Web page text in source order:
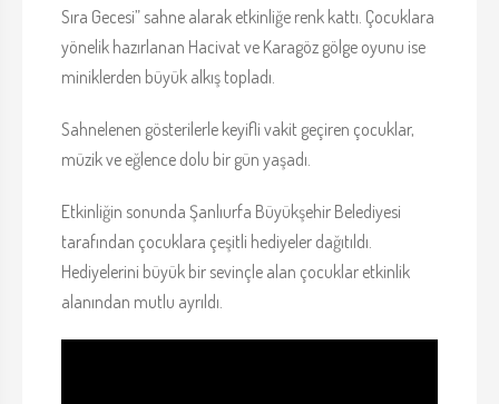
Sıra Gecesi” sahne alarak etkinliğe renk kattı. Çocuklara
yönelik hazırlanan Hacivat ve Karagöz gölge oyunu ise
miniklerden büyük alkış topladı.
Sahnelenen gösterilerle keyifli vakit geçiren çocuklar,
müzik ve eğlence dolu bir gün yaşadı.
Etkinliğin sonunda Şanlıurfa Büyükşehir Belediyesi
tarafından çocuklara çeşitli hediyeler dağıtıldı.
Hediyelerini büyük bir sevinçle alan çocuklar etkinlik
alanından mutlu ayrıldı.